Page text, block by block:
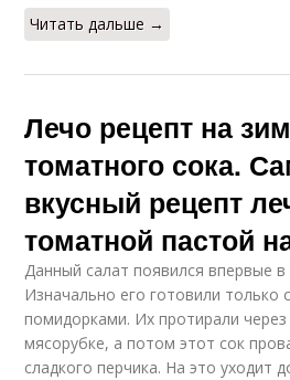
Читать дальше →
Лечо рецепт на
томатного сока.
вкусный рецепт
томатной пастой
Данный салат появился впервые в
Изначально его готовили только
помидорками. Их протирали через
мясорубке, а потом этот сок
сладкого перчика. На это уходит